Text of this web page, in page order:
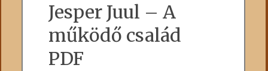
Jesper Juul – A
működő család
PDF